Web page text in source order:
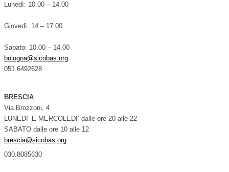
Lunedì: 10.00 – 14.00
Giovedì: 14 – 17.00
Sabato: 10.00 – 14.00
bologna@sicobas.org
051.6492628
BRESCIA
Via Brozzoni, 4
LUNEDI’ E MERCOLEDI’ dalle ore 20 alle 22
SABATO dalle ore 10 alle 12
brescia@sicobas.org
030.8085630